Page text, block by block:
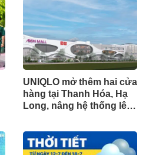
UNIQLO mở thêm hai cửa
hàng tại Thanh Hóa, Hạ
Long, nâng hệ thống lên
quốc